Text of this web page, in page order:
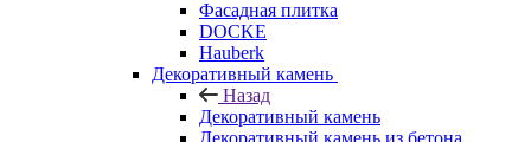
Фасадная плитка
DOCKE
Hauberk
Декоративный камень
Назад
Декоративный камень
Декоративный камень из бетона